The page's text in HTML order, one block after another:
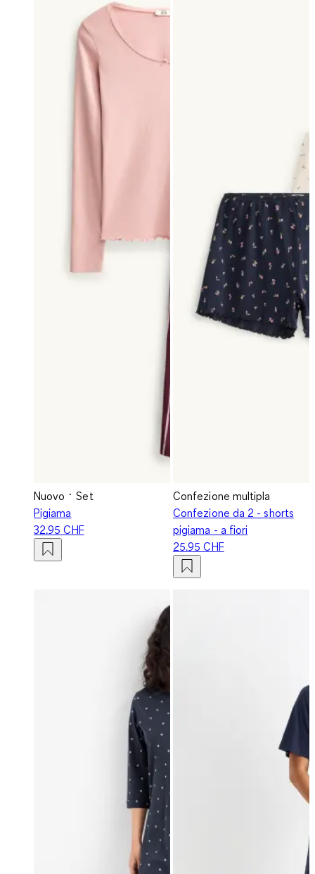
Nuovo
Set
Pigiama
32.95 CHF
Confezione multipla
Confezione da 2 - shorts
pigiama - a fiori
25.95 CHF